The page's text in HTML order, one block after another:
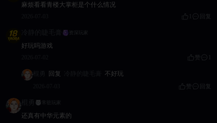
麻烦看看青楼大掌柜是个什么情况
回复
资深玩家
好玩吗游戏
赞
回复 不好玩
赞 回复
常驻玩家
还真有中华元素的